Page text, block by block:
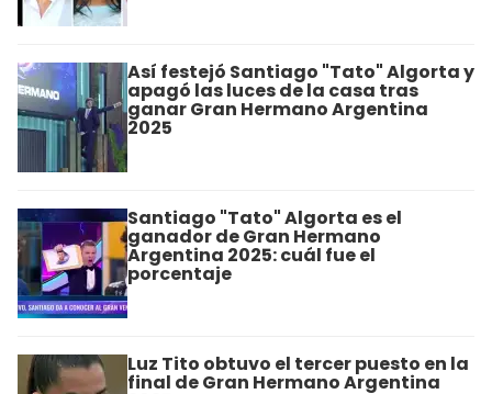
Así festejó Santiago "Tato" Algorta y
apagó las luces de la casa tras
ganar Gran Hermano Argentina
2025
Santiago "Tato" Algorta es el
ganador de Gran Hermano
Argentina 2025: cuál fue el
porcentaje
Luz Tito obtuvo el tercer puesto en la
final de Gran Hermano Argentina